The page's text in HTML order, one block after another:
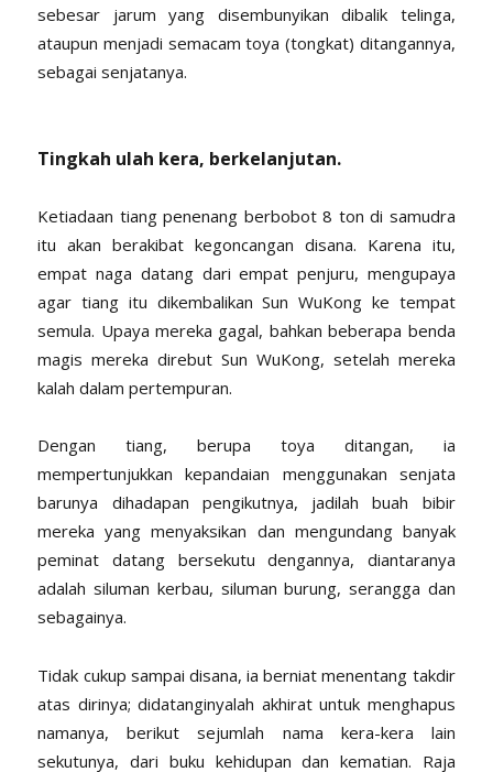
sebesar jarum yang disembunyikan dibalik telinga,
ataupun menjadi semacam toya (tongkat) ditangannya,
sebagai senjatanya.
Tingkah ulah kera, berkelanjutan.
Ketiadaan tiang penenang berbobot 8 ton di samudra
itu akan berakibat kegoncangan disana. Karena itu,
empat naga datang dari empat penjuru, mengupaya
agar tiang itu dikembalikan Sun WuKong ke tempat
semula. Upaya mereka gagal, bahkan beberapa benda
magis mereka direbut Sun WuKong, setelah mereka
kalah dalam pertempuran.
Dengan tiang, berupa toya ditangan, ia
mempertunjukkan kepandaian menggunakan senjata
barunya dihadapan pengikutnya, jadilah buah bibir
mereka yang menyaksikan dan mengundang banyak
peminat datang bersekutu dengannya, diantaranya
adalah siluman kerbau, siluman burung, serangga dan
sebagainya.
Tidak cukup sampai disana, ia berniat menentang takdir
atas dirinya; didatanginyalah akhirat untuk menghapus
namanya, berikut sejumlah nama kera-kera lain
sekutunya, dari buku kehidupan dan kematian. Raja